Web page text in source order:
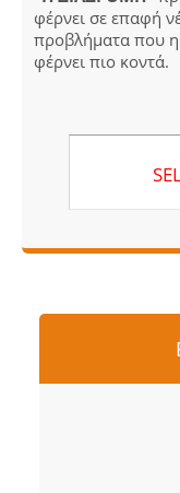
φέρνει σε επαφή
προβλήματα που η
φέρνει πιο κοντά.